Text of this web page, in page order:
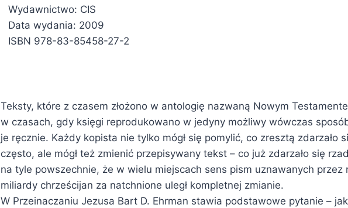
Wydawnictwo: CIS
Data wydania: 2009
ISBN 978-83-85458-27-2
Teksty, które z czasem złożono w antologię nazwaną Nowym
w czasach, gdy księgi reprodukowano w jedyny możliwy wówczas
je ręcznie. Każdy kopista nie tylko mógł się pomylić, co zresztą zdarzało
często, ale mógł też zmienić przepisywany tekst – co już zdarzało się
na tyle powszechnie, że w wielu miejscach sens pism uznawanych przez
miliardy chrześcijan za natchnione uległ kompletnej zmianie.
W Przeinaczaniu Jezusa Bart D. Ehrman stawia podstawowe pytanie –